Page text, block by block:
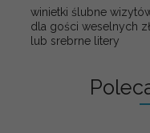
winietki ślubne
dla gości weselnych
lub srebrne litery